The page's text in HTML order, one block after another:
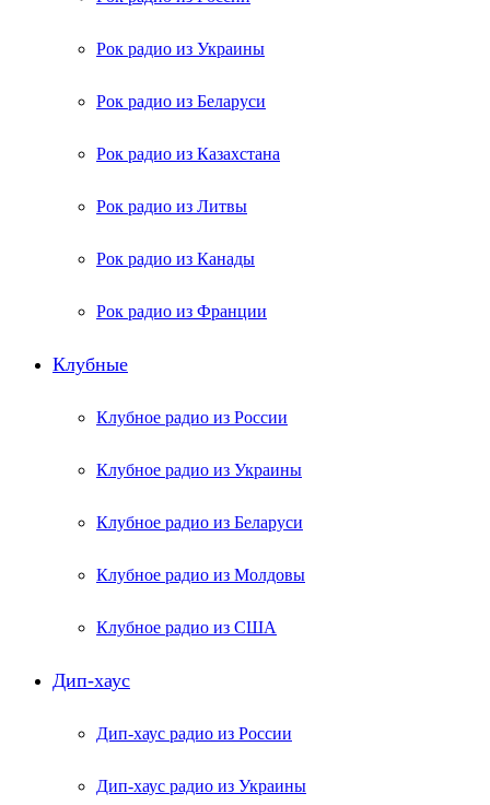
Рок радио из Украины
Рок радио из Беларуси
Рок радио из Казахстана
Рок радио из Литвы
Рок радио из Канады
Рок радио из Франции
Клубные
Клубное радио из России
Клубное радио из Украины
Клубное радио из Беларуси
Клубное радио из Молдовы
Клубное радио из США
Дип-хаус
Дип-хаус радио из России
Дип-хаус радио из Украины